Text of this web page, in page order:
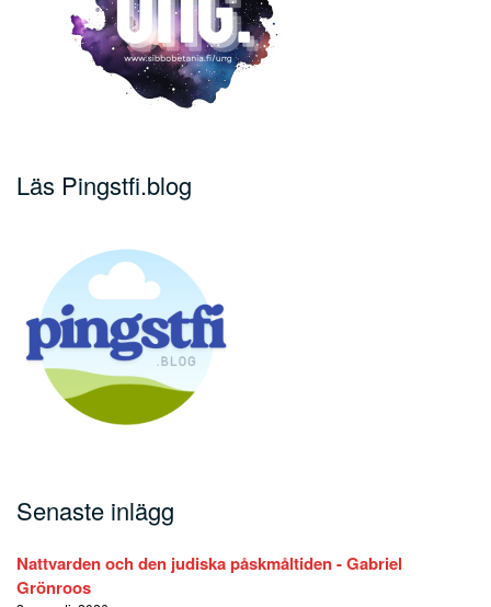
Läs Pingstfi.blog
Senaste inlägg
Nattvarden och den judiska påskmåltiden - Gabriel
Grönroos